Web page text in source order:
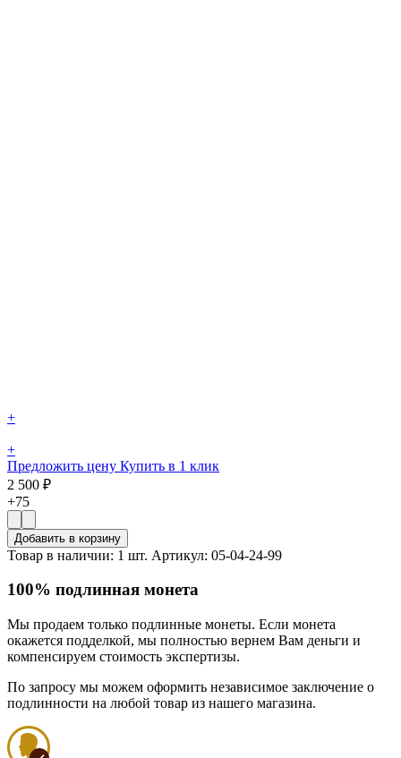
+
+
Предложить цену Купить в 1 клик
2 500 ₽
+75
Добавить в корзину
Товар в наличии: 1 шт. Артикул: 05-04-24-99
100% подлинная монета
Мы продаем только подлинные монеты. Если монета
окажется подделкой, мы полностью вернем Вам деньги и
компенсируем стоимость экспертизы.
По запросу мы можем оформить независимое заключение о
подлинности на любой товар из нашего магазина.